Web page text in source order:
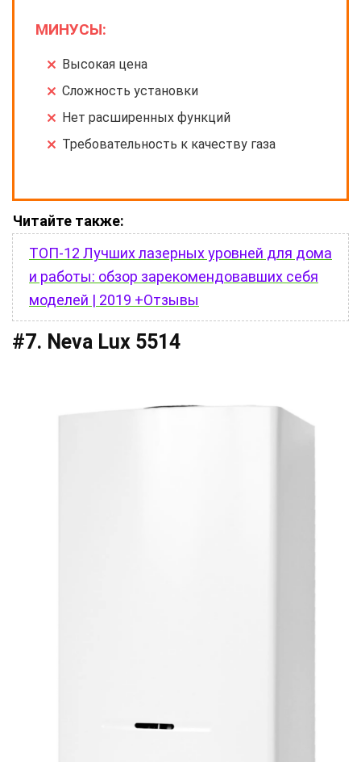
МИНУСЫ:
Высокая цена
Сложность установки
Нет расширенных функций
Требовательность к качеству газа
Читайте также:
ТОП-12 Лучших лазерных уровней для дома
и работы: обзор зарекомендовавших себя
моделей | 2019 +Отзывы
#7. Neva Lux 5514